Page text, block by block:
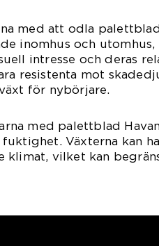
med att odla
inomhus och
intresse och deras
resistenta mot
för nybörjare.
med palettblad
Växterna kan
klimat, vilket kan